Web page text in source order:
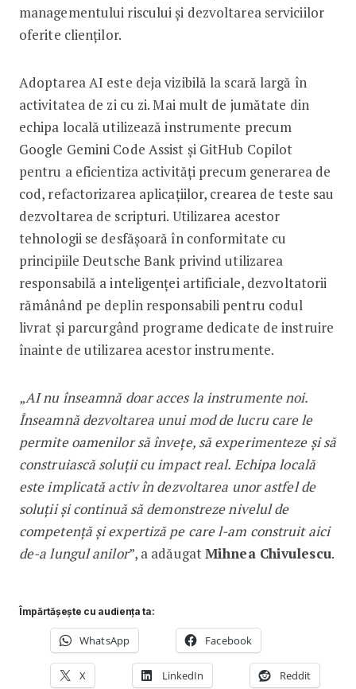
managementului riscului și dezvoltarea serviciilor
oferite clienților.
Adoptarea AI este deja vizibilă la scară largă în
activitatea de zi cu zi. Mai mult de jumătate din
echipa locală utilizează instrumente precum
Google Gemini Code Assist și GitHub Copilot
pentru a eficientiza activități precum generarea de
cod, refactorizarea aplicațiilor, crearea de teste sau
dezvoltarea de scripturi. Utilizarea acestor
tehnologii se desfășoară în conformitate cu
principiile Deutsche Bank privind utilizarea
responsabilă a inteligenței artificiale, dezvoltatorii
rămânând pe deplin responsabili pentru codul
livrat și parcurgând programe dedicate de instruire
înainte de utilizarea acestor instrumente.
„AI nu înseamnă doar acces la instrumente noi.
Înseamnă dezvoltarea unui mod de lucru care le
permite oamenilor să învețe, să experimenteze și să
construiască soluții cu impact real. Echipa locală
este implicată activ în dezvoltarea unor astfel de
soluții și continuă să demonstreze nivelul de
competență și expertiză pe care l-am construit aici
de-a lungul anilor”, a adăugatMihnea Chivulescu.
Împărtășește cu audiența ta:
WhatsApp Facebook
X LinkedIn Reddit